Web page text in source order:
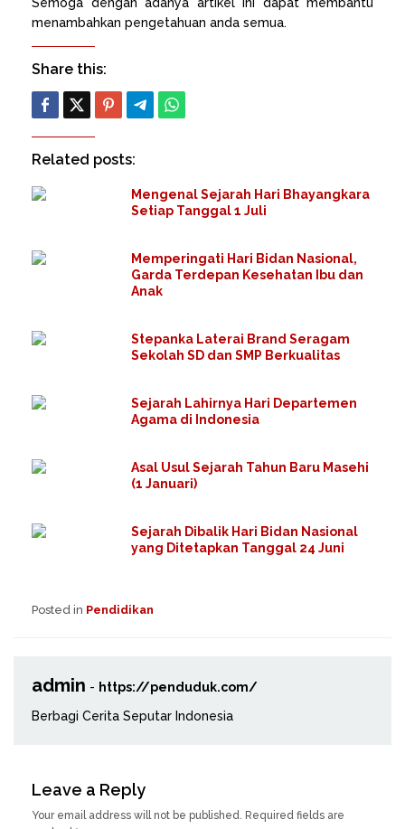
Semoga dengan adanya artikel ini dapat membantu
menambahkan pengetahuan anda semua.
Share this:
Related posts:
Mengenal Sejarah Hari Bhayangkara
Setiap Tanggal 1 Juli
Memperingati Hari Bidan Nasional,
Garda Terdepan Kesehatan Ibu dan
Anak
Stepanka Laterai Brand Seragam
Sekolah SD dan SMP Berkualitas
Sejarah Lahirnya Hari Departemen
Agama di Indonesia
Asal Usul Sejarah Tahun Baru Masehi
(1 Januari)
Sejarah Dibalik Hari Bidan Nasional
yang Ditetapkan Tanggal 24 Juni
Posted in Pendidikan
admin - https://penduduk.com/
Berbagi Cerita Seputar Indonesia
Leave a Reply
Your email address will not be published. Required fields are